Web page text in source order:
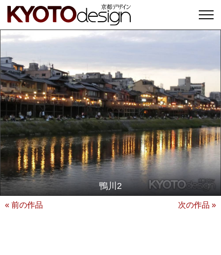
鴨川2
« 前の作品 次の作品 »